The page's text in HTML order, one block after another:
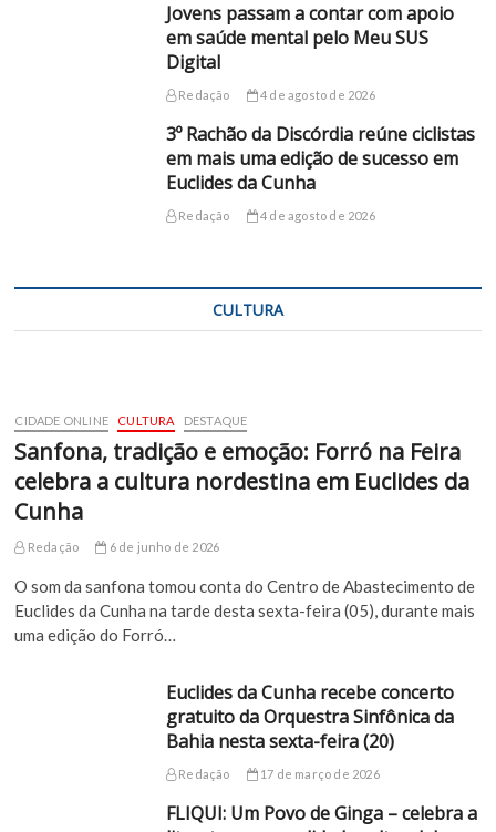
Jovens passam a contar com apoio
em saúde mental pelo Meu SUS
Digital
Redação 4 de agosto de 2026
3º Rachão da Discórdia reúne ciclistas
em mais uma edição de sucesso em
Euclides da Cunha
Redação 4 de agosto de 2026
CULTURA
CIDADE ONLINE CULTURA DESTAQUE
Sanfona, tradição e emoção: Forró na Feira
celebra a cultura nordestina em Euclides da
Cunha
Redação 6 de junho de 2026
O som da sanfona tomou conta do Centro de Abastecimento de
Euclides da Cunha na tarde desta sexta-feira (05), durante mais
uma edição do Forró…
Euclides da Cunha recebe concerto
gratuito da Orquestra Sinfônica da
Bahia nesta sexta-feira (20)
Redação 17 de março de 2026
FLIQUI: Um Povo de Ginga – celebra a